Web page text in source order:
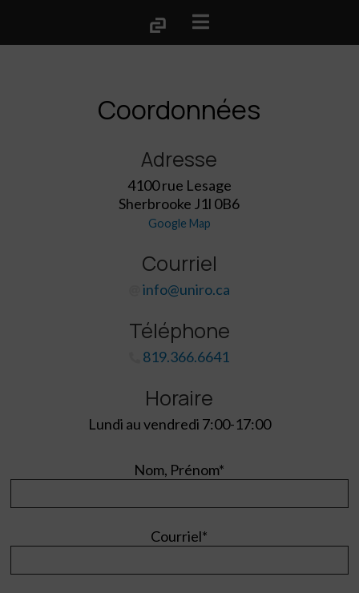
Coordonnées
Adresse
4100 rue Lesage
Sherbrooke J1l 0B6
Google Map
Courriel
info@uniro.ca
Téléphone
819.366.6641
Horaire
Lundi au vendredi 7:00-17:00
Nom, Prénom*
Courriel*